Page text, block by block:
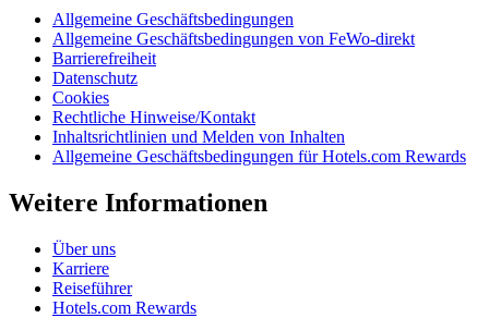
Allgemeine Geschäftsbedingungen
Allgemeine Geschäftsbedingungen von FeWo-direkt
Barrierefreiheit
Datenschutz
Cookies
Rechtliche Hinweise/Kontakt
Inhaltsrichtlinien und Melden von Inhalten
Allgemeine Geschäftsbedingungen für Hotels.com Rewards
Weitere Informationen
Über uns
Karriere
Reiseführer
Hotels.com Rewards